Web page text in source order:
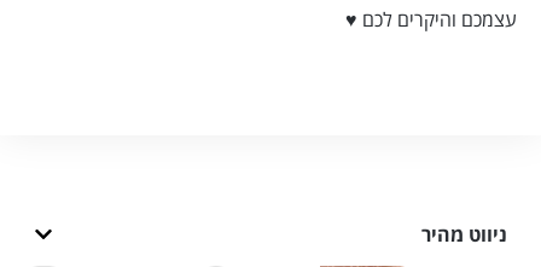
עצמכם והיקרים לכם ♥️
ניווט מהיר